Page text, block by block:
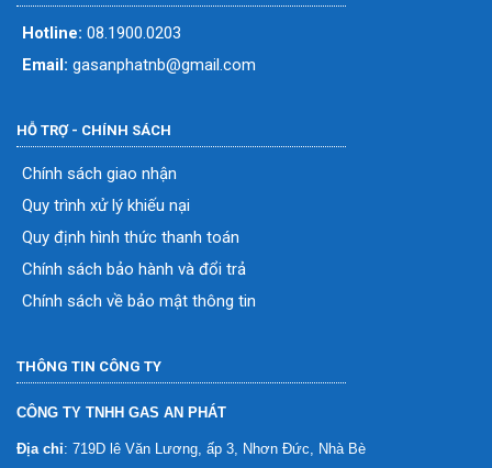
Hotline: 08.1900.0203
Email: gasanphatnb@gmail.com
HỖ TRỢ - CHÍNH SÁCH
Chính sách giao nhận
Quy trình xử lý khiếu nại
Quy định hình thức thanh toán
Chính sách bảo hành và đổi trả
Chính sách về bảo mật thông tin
THÔNG TIN CÔNG TY
CÔNG TY TNHH GAS AN PHÁT
Địa chỉ: 719D lê Văn Lương, ấp 3, Nhơn Đức, Nhà Bè